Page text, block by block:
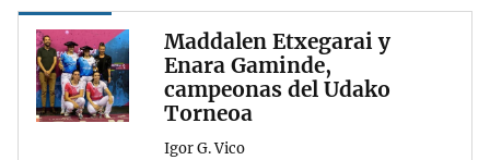
Maddalen Etxegarai y
Enara Gaminde,
campeonas del Udako
Torneoa
Igor G. Vico